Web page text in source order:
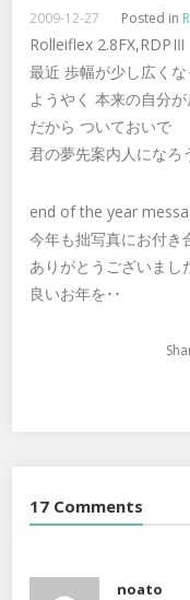
2009-12-27 Posted in
Rolleiflex 2.8FX,RDPⅢ
最近 歩幅が少し広くな
ようやく 本来の自分
だから ついておいで
君の夢先案内人になろ
end of the year
今年も拙写真にお付き
ありがとうございまし
良いお年を･･
17 Comments
noato